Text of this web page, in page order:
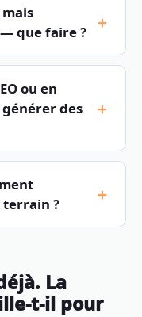
que faire ?
ou en
des
?
La
t-il pour